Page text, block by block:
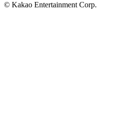
© Kakao Entertainment Corp.